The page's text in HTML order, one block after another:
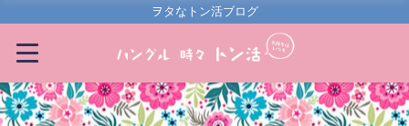
ヲタなトン活ブログ